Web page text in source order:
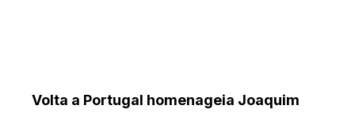
Volta a Portugal homenageia Joaquim